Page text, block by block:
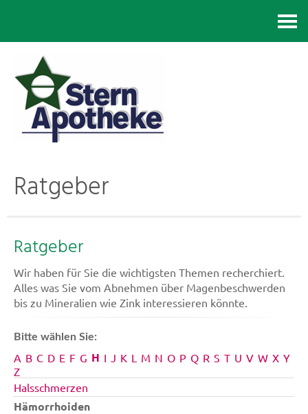
Ratgeber
Ratgeber
Wir haben für Sie die wichtigsten Themen recherchiert.
Alles was Sie vom Abnehmen über Magenbeschwerden
bis zu Mineralien wie Zink interessieren könnte.
Bitte wählen Sie:
A B C D E F G H I J K L M N O P Q R S T U V W X Y
Z
Halsschmerzen
Hämorrhoiden